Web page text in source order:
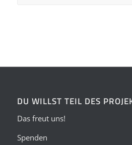
DU WILLST TEIL DES
Das freut uns!
Spenden